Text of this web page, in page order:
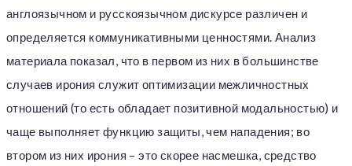
англоязычном и русскоязычном дискурсе различен и
определяется коммуникативными ценностями. Анализ
материала показал, что в первом из них в большинстве
случаев ирония служит оптимизации межличностных
отношений (то есть обладает позитивной модальностью) и
чаще выполняет функцию защиты, чем нападения; во
втором из них ирония – это скорее насмешка, средство